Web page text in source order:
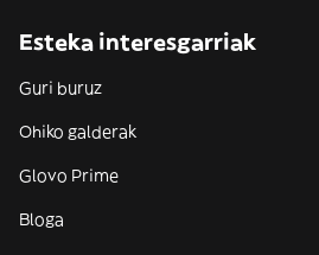
Esteka interesgarriak
Guri buruz
Ohiko galderak
Glovo Prime
Bloga